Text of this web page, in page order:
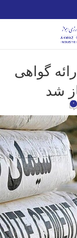
گواهی
شد
0